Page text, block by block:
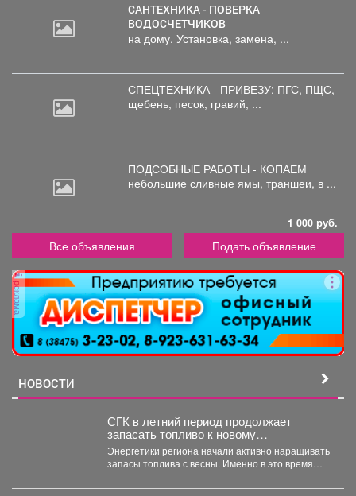
САНТЕХНИКА - ПОВЕРКА
ВОДОСЧЕТЧИКОВ
на дому. Установка, замена, ...
СПЕЦТЕХНИКА - ПРИВЕЗУ: ПГС, ПЩС,
щебень, песок, гравий, ...
ПОДСОБНЫЕ РАБОТЫ - КОПАЕМ
небольшие сливные ямы, траншеи, в ...
1 000 руб.
Все объявления Подать объявление
реклама
НОВОСТИ
СГК в летний период продолжает
запасать топливо к новому
отопительному сезону
Энергетики региона начали активно наращивать
запасы топлива с весны. Именно в это время